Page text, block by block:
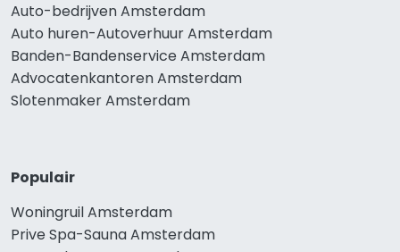
Auto-bedrijven Amsterdam
Auto huren-Autoverhuur Amsterdam
Banden-Bandenservice Amsterdam
Advocatenkantoren Amsterdam
Slotenmaker Amsterdam
Populair
Woningruil Amsterdam
Prive Spa-Sauna Amsterdam